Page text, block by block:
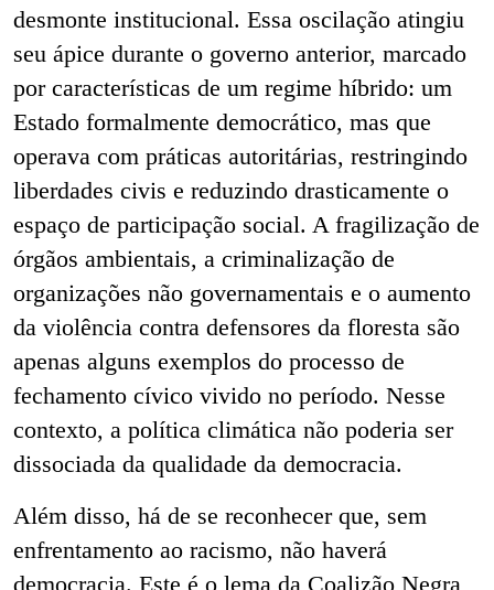
desmonte institucional. Essa oscilação atingiu
seu ápice durante o governo anterior, marcado
por características de um regime híbrido: um
Estado formalmente democrático, mas que
operava com práticas autoritárias, restringindo
liberdades civis e reduzindo drasticamente o
espaço de participação social. A fragilização de
órgãos ambientais, a criminalização de
organizações não governamentais e o aumento
da violência contra defensores da floresta são
apenas alguns exemplos do processo de
fechamento cívico vivido no período. Nesse
contexto, a política climática não poderia ser
dissociada da qualidade da democracia.
Além disso, há de se reconhecer que, sem
enfrentamento ao racismo, não haverá
democracia. Este é o lema da Coalizão Negra